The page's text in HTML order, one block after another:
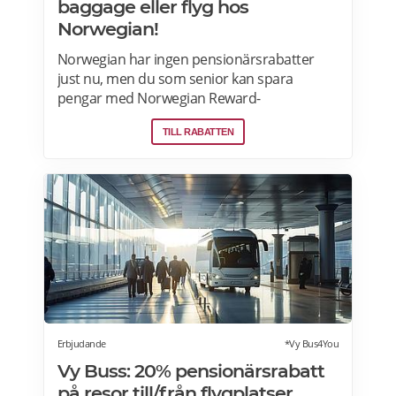
baggage eller flyg hos
Norwegian!
Norwegian har ingen pensionärsrabatter
just nu, men du som senior kan spara
pengar med Norwegian Reward-
lojalitetsprogram. Tjäna Spenn och använd
dem för att få ännu billigare eller helt gratis
och Fast Track. Läs mer om
pensionärsrabatter och Norwegian Reward
här.
TILL RABATTEN
Erbjudande *Vy Bus4You
Vy Buss: 20% pensionärsrabatt